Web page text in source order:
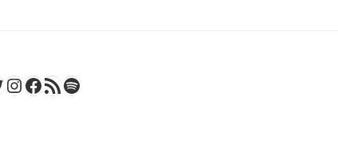
Instagram
Facebook
RSS フィードSpotify